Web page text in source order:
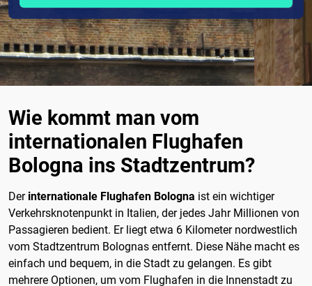
Wie kommt man vom
internationalen Flughafen
Bologna ins Stadtzentrum?
Der internationale Flughafen Bologna ist ein wichtiger
Verkehrsknotenpunkt in Italien, der jedes Jahr Millionen von
Passagieren bedient. Er liegt etwa 6 Kilometer nordwestlich
vom Stadtzentrum Bolognas entfernt. Diese Nähe macht es
einfach und bequem, in die Stadt zu gelangen. Es gibt
mehrere Optionen, um vom Flughafen in die Innenstadt zu